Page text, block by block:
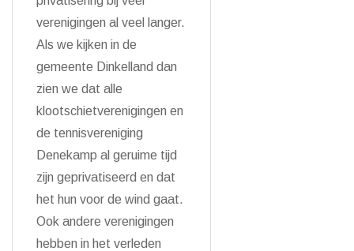
verenigingen al veel langer.
Als we kijken in de
gemeente Dinkelland dan
zien we dat alle
klootschietverenigingen en
de tennisvereniging
Denekamp al geruime tijd
zijn geprivatiseerd en dat
het hun voor de wind gaat.
Ook andere verenigingen
hebben in het verleden